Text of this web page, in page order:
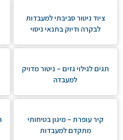
ציוד ניטור סביבתי למעבדות
לבקרה ודיוק בתנאי ניסוי
תגים לגילוי גזים – ניטור מדויק
למעבדה
קיר עופרת – מיגון בטיחותי
מתקדם למעבדות